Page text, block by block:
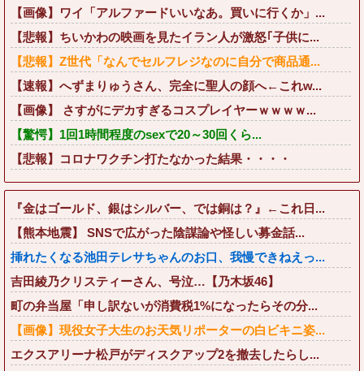
【画像】ワイ「アルファードいいなあ。買いに行くか」...
【悲報】ちいかわの映画を見たイラン人が激怒｢子供に...
【悲報】Z世代「なんでセルフレジなのに自分で商品通...
【速報】へずまりゅうさん、完全に聖人の顔へ←これw...
【画像】 さすがにデカすぎるコスプレイヤーｗｗｗｗ...
【驚愕】1回1時間程度のsexで20～30回くら...
【悲報】コロナワクチン打たなかった結果・・・・
『金はゴールド、銀はシルバー、では銅は？』←これ日...
【熊本地震】 SNSで広がった陰謀論や怪しい募金話...
挿れたくなる池田テレサちゃんのお口、我慢できねえっ...
吉田綾乃クリスティーさん、号泣…【乃木坂46】
町の弁当屋「申し訳ないが消費税1%になったらその分...
【画像】現役女子大生のお天気リポーターの白ビキニ姿...
エクスアリーナ松戸がディスクアップ2を撤去したらし...